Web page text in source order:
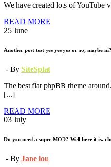
We have created lots of YouTube
READ MORE
25 June
Another post test yes yes yes or no, maybe
- By SiteSplat
The best flat phpBB theme
[...]
READ MORE
03 July
Do you need a super MOD? Well here it is.
- By Jane lou